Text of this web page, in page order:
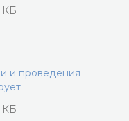
КБ
и проведения
КБ